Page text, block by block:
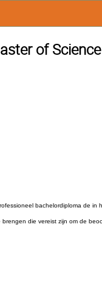
of
bachelordiploma de
die vereist zijn om de